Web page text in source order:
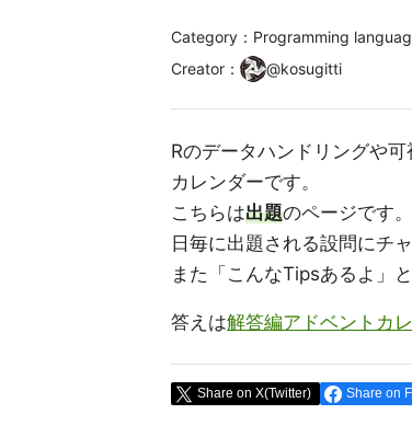
Category：Programming
Creator ： @kosugitti
Rのデータハンドリングや
カレンダーです。
こちらは出題のページです。
日毎に出題される設問にチ
また「こんなTipsあるよ」
答えは解答編アドベントカ
Share on X(Twitter) Share on